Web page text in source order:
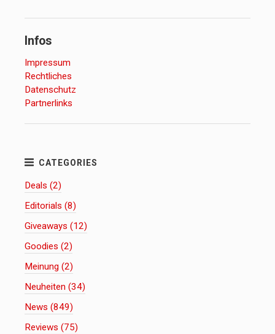
Infos
Impressum
Rechtliches
Datenschutz
Partnerlinks
Deals (2)
Editorials (8)
Giveaways (12)
Goodies (2)
Meinung (2)
Neuheiten (34)
News (849)
Reviews (75)